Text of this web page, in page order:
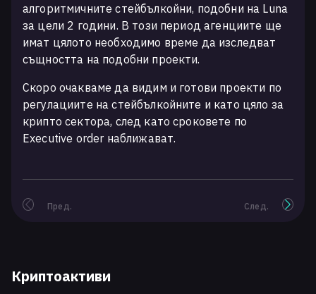
алгоритмичните стейбълкойни, подобни на Luna
за цели 2 години. В този период агенциите ще
имат цялото необходимо време да изследват
същността на подобни проекти.
Скоро очакваме да видим и готови проекти по
регулациите на стейбълкойните и като цяло за
крипто сектора, след като сроковете по
Executive order наближават.
Пред. След.
Криптоактиви